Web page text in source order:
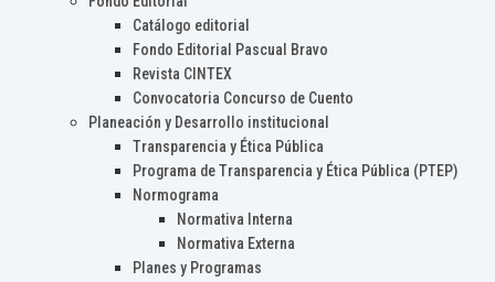
Catálogo editorial
Fondo Editorial Pascual Bravo
Revista CINTEX
Convocatoria Concurso de Cuento
Planeación y Desarrollo institucional
Transparencia y Ética Pública
Programa de Transparencia y Ética Pública (PTEP)
Normograma
Normativa Interna
Normativa Externa
Planes y Programas